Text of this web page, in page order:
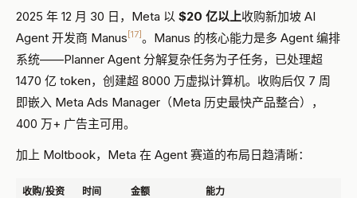
2025 年 12 月 30 日，Meta 以 $20 亿以上收购新加坡 AI
Agent 开发商 Manus [17]。Manus 的核心能力是多 Agent 编排
系统——Planner Agent 分解复杂任务为子任务，已处理超
1470 亿 token，创建超 8000 万虚拟计算机。收购后仅 7 周
即嵌入 Meta Ads Manager（Meta 历史最快产品整合），
400 万+ 广告主可用。
加上 Moltbook，Meta 在 Agent 赛道的布局日趋清晰：
收购/投资 时间 金额 能力